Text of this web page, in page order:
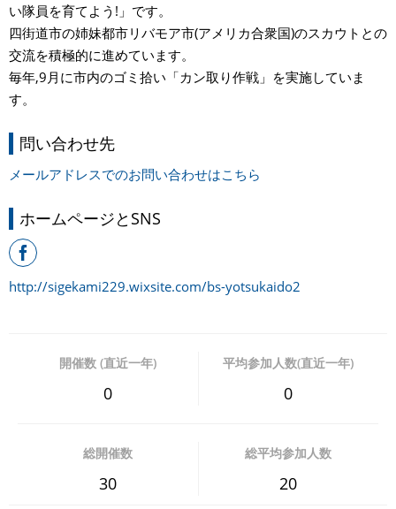
い隊員を育てよう!」です。
​四街道市の姉妹都市リバモア市(アメリカ合衆国)のスカウトとの
交流を積極的に進めています。
毎年,9月に市内のゴミ拾い「カン取り作戦」を実施していま
す。
問い合わせ先
メールアドレスでのお問い合わせはこちら
ホームページとSNS
http://sigekami229.wixsite.com/bs-yotsukaido2
開催数 (直近一年)
0
平均参加人数(直近一年)
0
総開催数
30
総平均参加人数
20